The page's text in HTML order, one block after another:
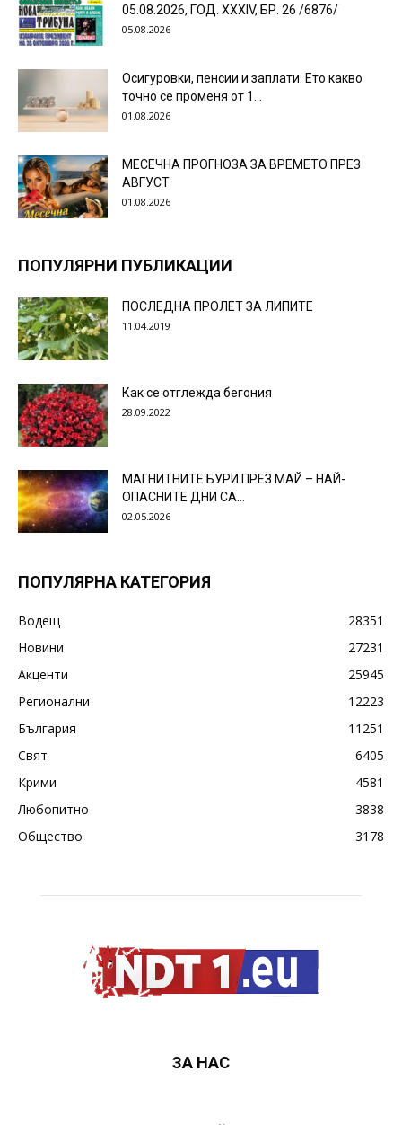
05.08.2026, ГОД. XXХIV, БР. 26 /6876/
05.08.2026
Осигуровки, пенсии и заплати: Ето какво
точно се променя от 1...
01.08.2026
МЕСЕЧНА ПРОГНОЗА ЗА ВРЕМЕТО ПРЕЗ
АВГУСТ
01.08.2026
ПОПУЛЯРНИ ПУБЛИКАЦИИ
ПОСЛЕДНА ПРОЛЕТ ЗА ЛИПИТЕ
11.04.2019
Как се отглежда бегония
28.09.2022
МАГНИТНИТЕ БУРИ ПРЕЗ МАЙ – НАЙ-
ОПАСНИТЕ ДНИ СА…
02.05.2026
ПОПУЛЯРНА КАТЕГОРИЯ
Водещ
28351
Новини
27231
Акценти
25945
Регионални
12223
България
11251
Свят
6405
Крими
4581
Любопитно
3838
Общество
3178
ЗА НАС